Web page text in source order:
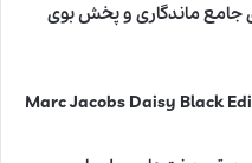
جامع ماندگاری و پخش بوی